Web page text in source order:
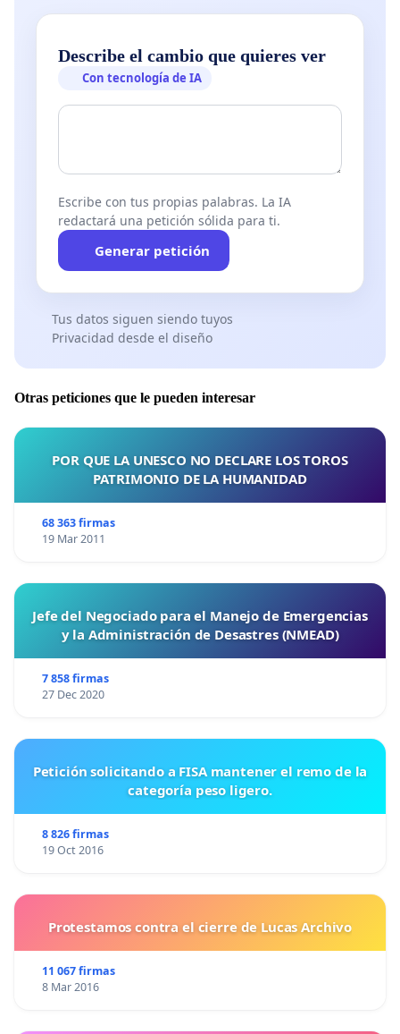
Describe el cambio que quieres ver
Con tecnología de IA
Escribe con tus propias palabras. La IA
redactará una petición sólida para ti.
Generar petición
Tus datos siguen siendo tuyos
Privacidad desde el diseño
Otras peticiones que le pueden interesar
POR QUE LA UNESCO NO DECLARE LOS TOROS
PATRIMONIO DE LA HUMANIDAD
68 363 firmas
19 Mar 2011
Jefe del Negociado para el Manejo de Emergencias
y la Administración de Desastres (NMEAD)
7 858 firmas
27 Dec 2020
Petición solicitando a FISA mantener el remo de la
categoría peso ligero.
8 826 firmas
19 Oct 2016
Protestamos contra el cierre de Lucas Archivo
11 067 firmas
8 Mar 2016